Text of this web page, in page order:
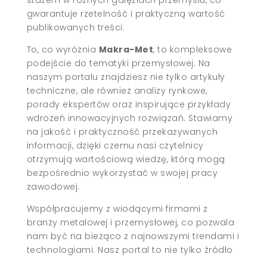
gwarantuje rzetelność i praktyczną wartość
publikowanych treści.
To, co wyróżnia Makra-Met, to kompleksowe
podejście do tematyki przemysłowej. Na
naszym portalu znajdziesz nie tylko artykuły
techniczne, ale również analizy rynkowe,
porady ekspertów oraz inspirujące przykłady
wdrożeń innowacyjnych rozwiązań. Stawiamy
na jakość i praktyczność przekazywanych
informacji, dzięki czemu nasi czytelnicy
otrzymują wartościową wiedzę, którą mogą
bezpośrednio wykorzystać w swojej pracy
zawodowej.
Współpracujemy z wiodącymi firmami z
branży metalowej i przemysłowej, co pozwala
nam być na bieżąco z najnowszymi trendami i
technologiami. Nasz portal to nie tylko źródło